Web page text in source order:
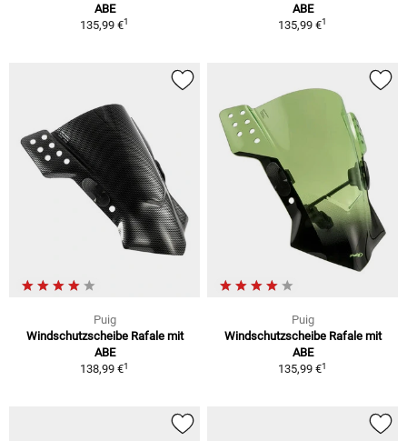
ABE
135,99 €1
ABE
135,99 €1
Puig
Windschutzscheibe Rafale mit
ABE
138,99 €1
Puig
Windschutzscheibe Rafale mit
ABE
135,99 €1